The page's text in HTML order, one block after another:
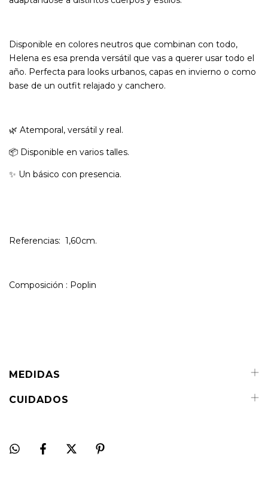
Disponible en colores neutros que combinan con todo,
Helena es esa prenda versátil que vas a querer usar todo el
año. Perfecta para looks urbanos, capas en invierno o como
base de un outfit relajado y canchero.
🌿 Atemporal, versátil y real.
📦 Disponible en varios talles.
✨ Un básico con presencia.
Referencias: 1,60cm.
Composición : Poplin
MEDIDAS
CUIDADOS